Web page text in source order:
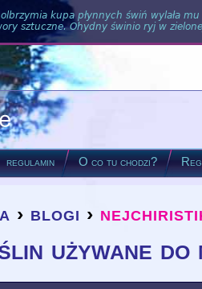
kupa płynnych świń wylała
sztuczne. Ohydny świnio ryj w
regulamin O co tu chodzi?
› blogi ›
używane do